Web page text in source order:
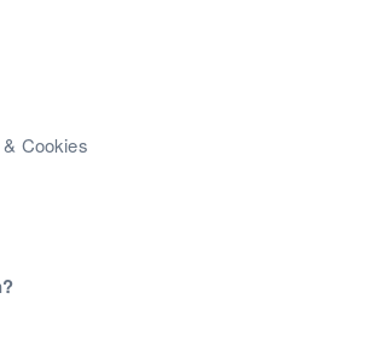
Cookies